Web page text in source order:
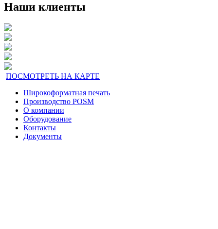
Наши клиенты
ПОСМОТРЕТЬ НА КАРТЕ
Широкоформатная печать
Производство POSM
О компании
Оборудование
Контакты
Документы